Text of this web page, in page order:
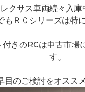
レクサス車両続々入庫
もＲＣシリーズは特
きのRCは中古市場
す。
目のご検討をオスス